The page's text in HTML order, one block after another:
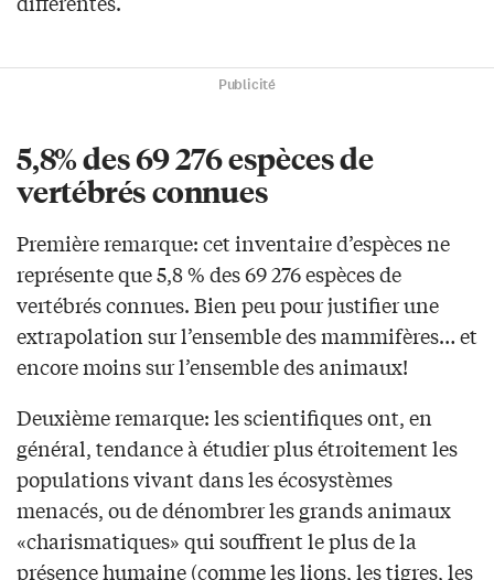
Publicité
5,8% des 69 276 espèces de
vertébrés connues
Première remarque: cet inventaire d’espèces ne
représente que 5,8 % des 69 276 espèces de
vertébrés connues. Bien peu pour justifier une
extrapolation sur l’ensemble des mammifères… et
encore moins sur l’ensemble des animaux!
Deuxième remarque: les scientifiques ont, en
général, tendance à étudier plus étroitement les
populations vivant dans les écosystèmes
menacés, ou de dénombrer les grands animaux
«charismatiques» qui souffrent le plus de la
présence humaine (comme les lions, les tigres, les